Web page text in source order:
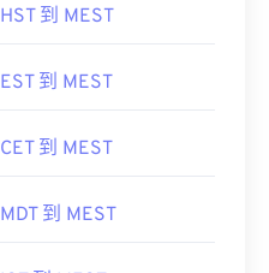
HST 到 MEST
EST 到 MEST
CET 到 MEST
MDT 到 MEST